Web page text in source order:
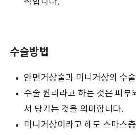
작합니다.
수술방법
안면거상술과 미니거상의 수
수술 원리라고 하는 것은 피부
서 당기는 것을 의미합니다.
미니거상이라고 해도 스마스